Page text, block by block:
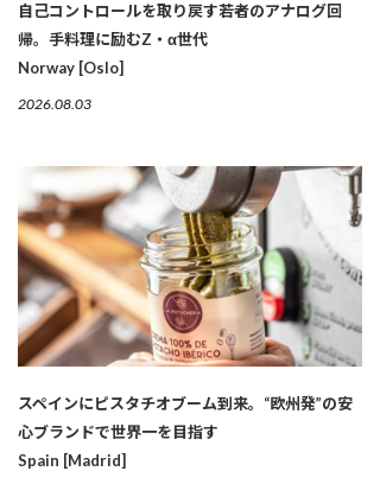
自己コントロールを取り戻す若者のアナログ回
帰。手料理に励むZ・α世代
Norway [Oslo]
2026.08.03
スペインにピスタチオブーム到来。“欧州発”の安
心ブランドで世界一を目指す
Spain [Madrid]